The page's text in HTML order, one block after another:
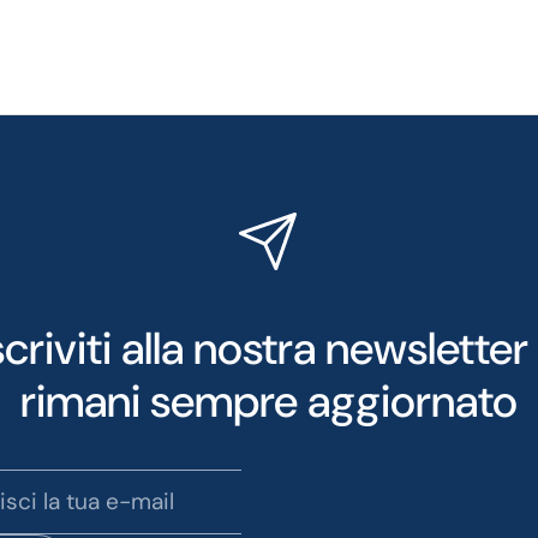
alla nostra newsletter
rimani sempre aggiornato